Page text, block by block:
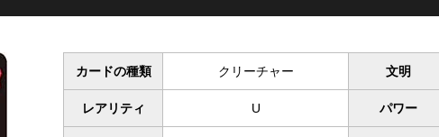
カードの種類 クリーチャー 文明
レアリティ U パワー